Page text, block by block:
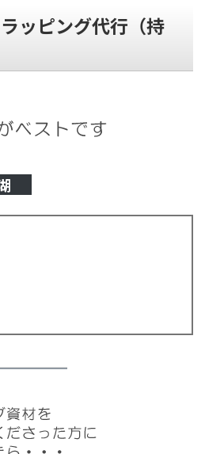
ラッピング代行（持